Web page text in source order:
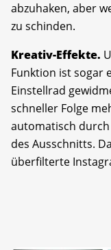
abzuhaken, aber
zu schinden.
Kreativ-Effekte.
Funktion ist sogar
Einstellrad
schneller Folge
automatisch
des Ausschnitts.
überfilterte